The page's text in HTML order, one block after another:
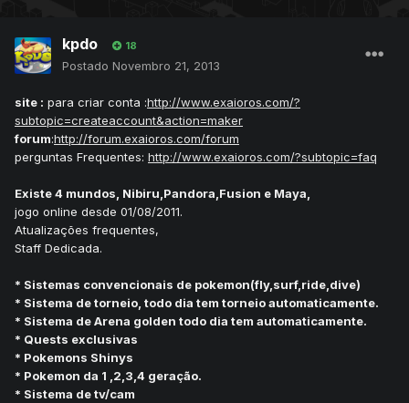
kpdo 18
Postado Novembro 21, 2013
site : para criar conta :http://www.exaioros.com/?
subtopic=createaccount&action=maker
forum:http://forum.exaioros.com/forum
perguntas Frequentes: http://www.exaioros.com/?subtopic=faq
Existe 4 mundos, Nibiru,Pandora,Fusion e Maya,
jogo online desde 01/08/2011.
Atualizações frequentes,
Staff Dedicada.
* Sistemas convencionais de pokemon(fly,surf,ride,dive)
* Sistema de torneio, todo dia tem torneio automaticamente.
* Sistema de Arena golden todo dia tem automaticamente.
* Quests exclusivas
* Pokemons Shinys
* Pokemon da 1 ,2,3,4 geração.
* Sistema de tv/cam